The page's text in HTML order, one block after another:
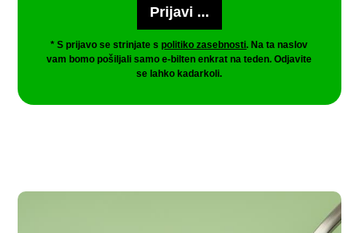
* S prijavo se strinjate spolitiko zasebnosti. Na ta naslov
vam bomo pošiljali samo e-bilten enkrat na teden. Odjavite
se lahko kadarkoli.